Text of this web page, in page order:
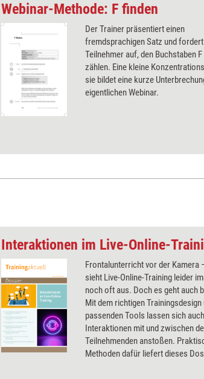
Webinar-Methode: F finden
Der Trainer präsentiert einen
fremdsprachigen Satz und
Teilnehmer auf, den Buchstaben
zählen. Eine kleine
sie bildet eine kurze
eigentlichen Webinar.
Interaktionen im Live-Online-
Frontalunterricht vor der Kamera
sieht Live-Online-Training leider
noch oft aus. Doch es geht auch
Mit dem richtigen Trainingsdesign
passenden Tools lassen sich
Interaktionen mit und zwischen
Teilnehmenden anstoßen.
Methoden dafür liefert dieses